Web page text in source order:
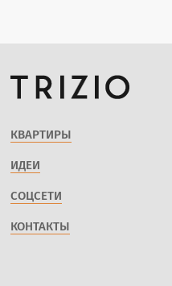
КВАРТИРЫ
ИДЕИ
СОЦСЕТИ
КОНТАКТЫ